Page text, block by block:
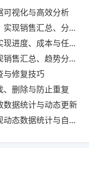
可视化与高效分析
汇总、分析与动态监控
成本与任务的高效分析
、趋势分析与业绩优化
与修复技巧
、删除与防止重复
数据统计与动态更新
数据统计与自动更新